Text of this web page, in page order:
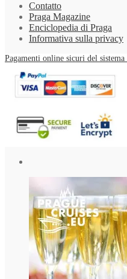
Contatto
Praga Magazine
Enciclopedia di Praga
Informativa sulla privacy
Pagamenti online sicuri del